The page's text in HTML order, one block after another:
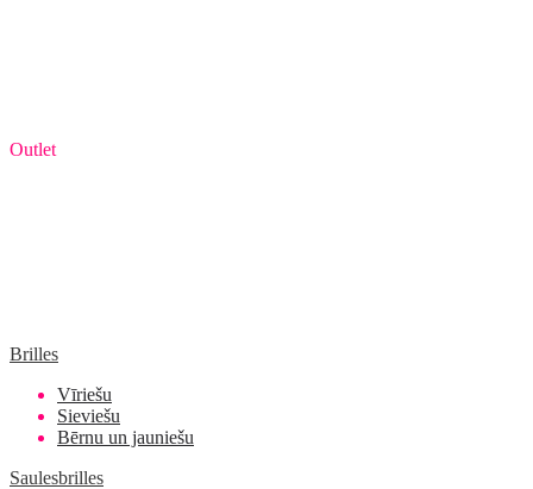
Outlet
Brilles
Vīriešu
Sieviešu
Bērnu un jauniešu
Saulesbrilles